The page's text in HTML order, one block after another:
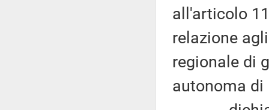
all'articolo
relazione
regionale di
autonoma di